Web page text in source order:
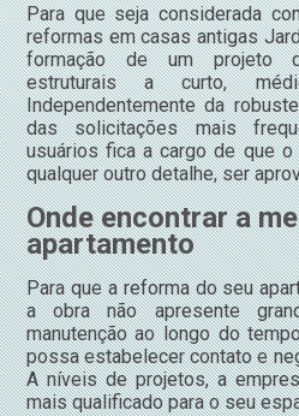
Para que seja considerada
reformas em casas antigas
formação de um projeto
estruturais a curto,
Independentemente da
das solicitações mais
usuários fica a cargo de que
qualquer outro detalhe, ser
Onde encontrar a
apartamento
Para que a reforma do seu
a obra não apresente
manutenção ao longo do
possa estabelecer contato e
A níveis de projetos, a
mais qualificado para o seu